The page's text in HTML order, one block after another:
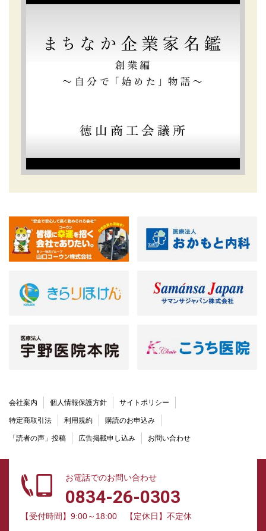
会社案内 個人情報保護方針 サイトポリシー
特定商取引法 利用規約 購読のお申込み
「読者の声」投稿 広告掲載申し込み お問い合わせ
お電話でのお問い合わせ
0834-26-0303
【受付時間】9:00～18:00 【定休日】不定休